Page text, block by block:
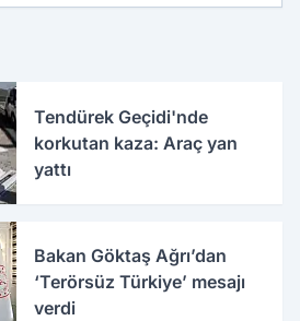
Tendürek Geçidi'nde
korkutan kaza: Araç yan
yattı
Bakan Göktaş Ağrı’dan
‘Terörsüz Türkiye’ mesajı
verdi